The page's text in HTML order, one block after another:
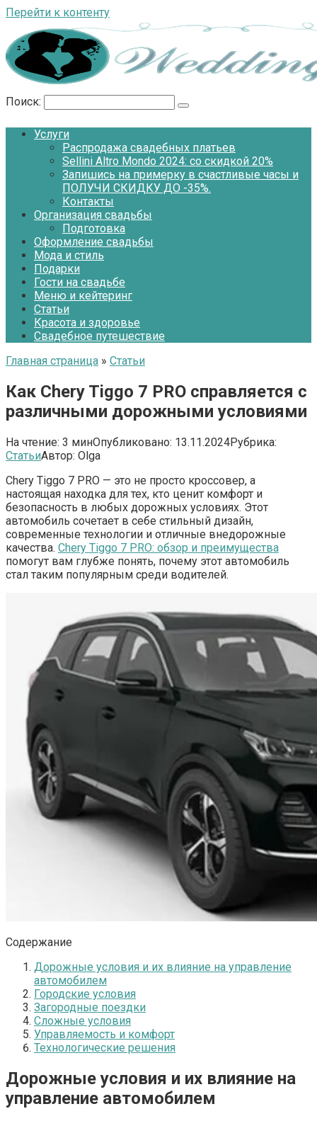
Перейти к контенту
Поиск:
Услуги
Распродажа свадебных платьев
Sellini Altro Mondo 2024: со скидкой 20%
Запишись на примерку в счастливые часы и
ПОЛУЧИ СКИДКУ ДО -35%.
Контакты
Организация свадьбы
Подготовка
Оформление свадьбы
Мода и стиль
Подарки
Гости на свадьбе
Меню и кейтеринг
Статьи
Красота и здоровье
Свадебное путешествие
Главная страница » Статьи
Как Chery Tiggo 7 PRO справляется с
различными дорожными условиями
На чтение: 3 минОпубликовано: 13.11.2024Рубрика:
СтатьиАвтор: Olga
Chery Tiggo 7 PRO — это не просто кроссовер, а
настоящая находка для тех, кто ценит комфорт и
безопасность в любых дорожных условиях. Этот
автомобиль сочетает в себе стильный дизайн,
современные технологии и отличные внедорожные
качества. Chery Tiggo 7 PRO: обзор и преимущества
помогут вам глубже понять, почему этот автомобиль
стал таким популярным среди водителей.
Содержание
Дорожные условия и их влияние на управление
автомобилем
Городские условия
Загородные поездки
Сложные условия
Управляемость и комфорт
Технологические решения
Дорожные условия и их влияние на
управление автомобилем